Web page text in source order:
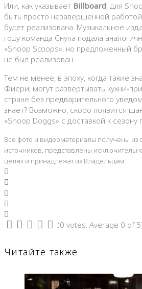
Или, как указывает Billboard, для
быть просто незавершенной
будет реализована. Музыкальное
году команда Снупа подала
«Snoop Scoops», но предложенный
не был реализован.
Тем не менее, в эпоху, когда такие
Фиери, могут развертывать кухни-
стране без предварительного
знает? Возможно, скоро появится
«Snoop Doggs» с доставкой к сезону
Все фото и видеоматериалы получены из
источников, представлены
целях и принадлежат их Владельцам
(0 votes. Average 0 of
Читайте также